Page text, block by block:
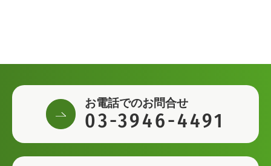
お電話でのお問合せ
03-3946-4491